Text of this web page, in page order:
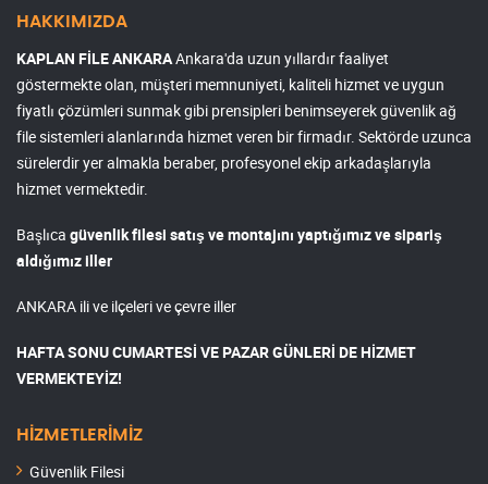
HAKKIMIZDA
KAPLAN FİLE ANKARAAnkara'da uzun yıllardır faaliyet
göstermekte olan, müşteri memnuniyeti, kaliteli hizmet ve uygun
fiyatlı çözümleri sunmak gibi prensipleri benimseyerek güvenlik ağ
file sistemleri alanlarında hizmet veren bir firmadır. Sektörde uzunca
sürelerdir yer almakla beraber, profesyonel ekip arkadaşlarıyla
hizmet vermektedir.
Başlıca güvenlik filesi satış ve montajını yaptığımız ve sipariş
aldığımız iller
ANKARA ili ve ilçeleri ve çevre iller
HAFTA SONU CUMARTESİ VE PAZAR GÜNLERİ DE HİZMET
VERMEKTEYİZ!
HİZMETLERİMİZ
Güvenlik Filesi